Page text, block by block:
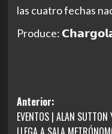
las cuatro fechas
Produce:
Navegación
de
Anterior:
EVENTOS | ALAN